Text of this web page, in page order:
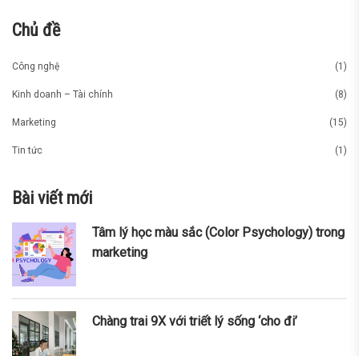
Chủ đề
Công nghệ (1)
Kinh doanh – Tài chính (8)
Marketing (15)
Tin tức (1)
Bài viết mới
Tâm lý học màu sắc (Color Psychology) trong
marketing
Chàng trai 9X với triết lý sống ‘cho đi’